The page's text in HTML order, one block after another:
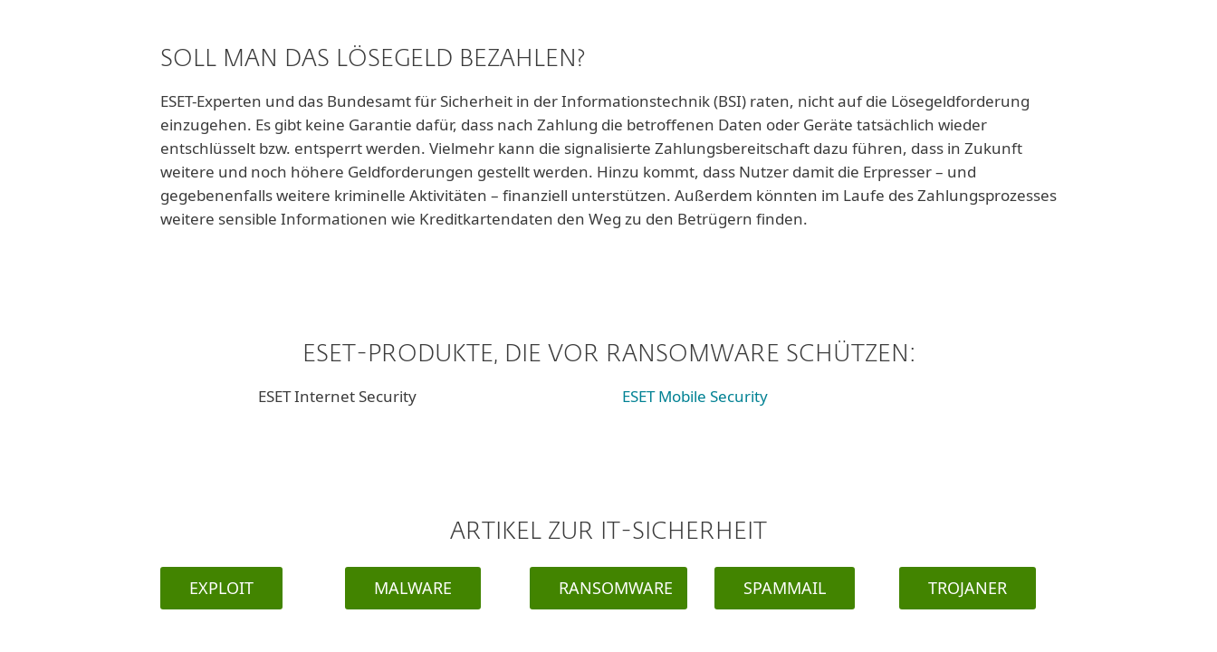
SOLL MAN DAS LÖSEGELD BEZAHLEN?
ESET-Experten und das Bundesamt für Sicherheit in der Informationstechnik (BSI) raten, nicht auf die Lösegeldforderung
einzugehen. Es gibt keine Garantie dafür, dass nach Zahlung die betroffenen Daten oder Geräte tatsächlich wieder
entschlüsselt bzw. entsperrt werden. Vielmehr kann die signalisierte Zahlungsbereitschaft dazu führen, dass in Zukunft
weitere und noch höhere Geldforderungen gestellt werden. Hinzu kommt, dass Nutzer damit die Erpresser – und
gegebenenfalls weitere kriminelle Aktivitäten – finanziell unterstützen. Außerdem könnten im Laufe des Zahlungsprozesses
weitere sensible Informationen wie Kreditkartendaten den Weg zu den Betrügern finden.
ESET-PRODUKTE, DIE VOR RANSOMWARE SCHÜTZEN:
ESET Internet Security ESET Mobile Security
ARTIKEL ZUR IT-SICHERHEIT
EXPLOIT MALWARE RANSOMWARE SPAMMAIL TROJANER